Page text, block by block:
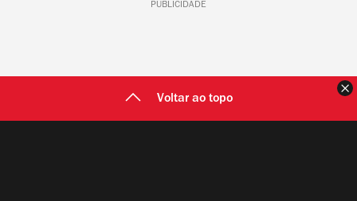
PUBLICIDADE
Voltar ao topo